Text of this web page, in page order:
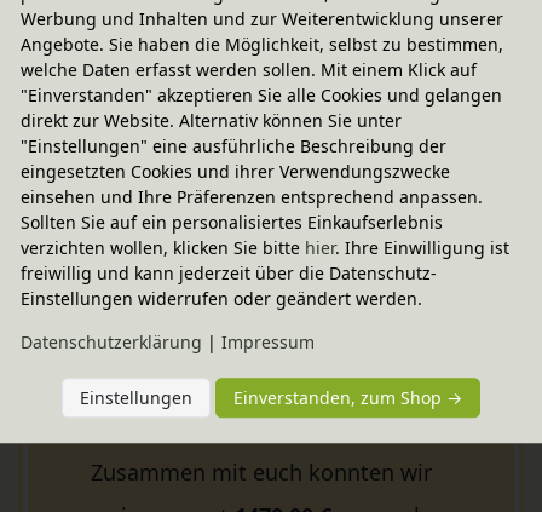
terre des hommes
Flüchtlingskindern und Opfern von
Krieg, Gewalt und Missbrauch und
bietet Unterstützung für Kinder
an, deren Eltern an Aids gestorben
sind. In Deutschland arbeiten
Freiwillige in 120 Orten
Flüchtlingskindern zusammen.
Zusammen mit euch konnten wir
Werbung und Inhalten und zur Weiterentwicklung unserer
Angebote. Sie haben die Möglichkeit, selbst zu bestimmen,
welche Daten erfasst werden sollen. Mit einem Klick auf
"Einverstanden" akzeptieren Sie alle Cookies und gelangen
direkt zur Website. Alternativ können Sie unter
"Einstellungen" eine ausführliche Beschreibung der
eingesetzten Cookies und ihrer Verwendungszwecke
einsehen und Ihre Präferenzen entsprechend anpassen.
Sollten Sie auf ein personalisiertes Einkaufserlebnis
verzichten wollen, klicken Sie bitte hier. Ihre Einwilligung ist
freiwillig und kann jederzeit über die Datenschutz-
Einstellungen widerrufen oder geändert werden.
Daten­schutz­erklärung | Impressum
Einstellungen Einverstanden, zum Shop →